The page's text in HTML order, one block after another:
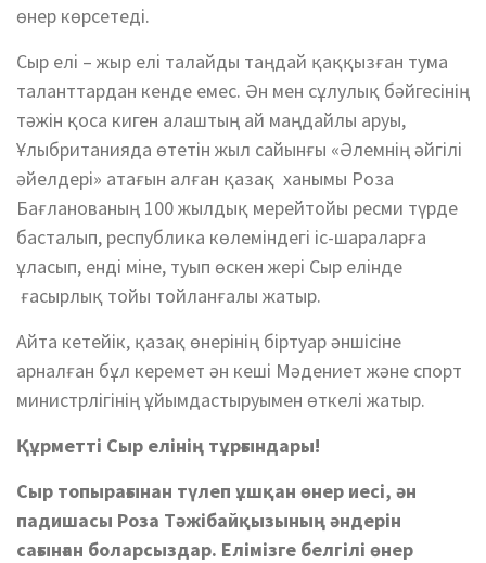
өнер көрсетеді.
Сыр елі – жыр елі талайды таңдай қаққызған тума
таланттардан кенде емес. Ән мен сұлулық бәйгесінің
тәжін қоса киген алаштың ай маңдайлы аруы,
Ұлыбританияда өтетін жыл сайынғы «Әлемнің әйгілі
әйелдері» атағын алған қазақ ханымы Роза
Бағланованың 100 жылдық мерейтойы ресми түрде
басталып, республика көлеміндегі іс-шараларға
ұласып, енді міне, туып өскен жері Сыр елінде
ғасырлық тойы тойланғалы жатыр.
Айта кетейік, қазақ өнерінің біртуар әншісіне
арналған бұл керемет ән кеші Мәдениет және спорт
министрлігінің ұйымдастыруымен өткелі жатыр.
Құрметті Сыр елінің тұрғындары!
Сыр топырағынан түлеп ұшқан өнер иесі, ән
падишасы Роза Тәжібайқызының әндерін
сағынған боларсыздар. Елімізге белгілі өнер